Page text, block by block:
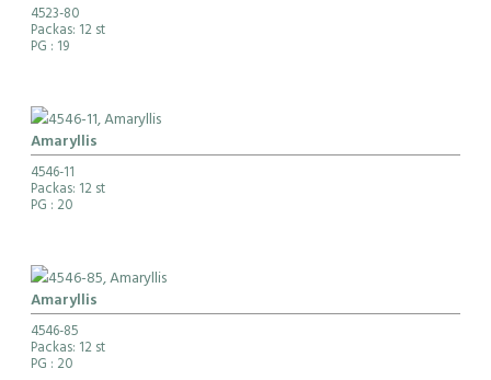
4523-80
Packas: 12 st
PG : 19
Amaryllis
4546-11
Packas: 12 st
PG : 20
Amaryllis
4546-85
Packas: 12 st
PG : 20